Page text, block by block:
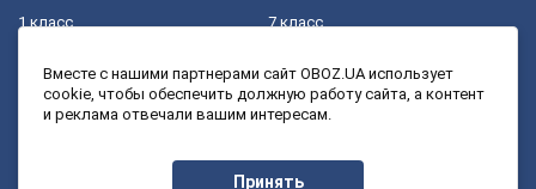
1 класс
3 класс
7 класс
9 класс
Вместе с нашими партнерами сайт OBOZ.UA использует
cookie, чтобы обеспечить должную работу сайта, а контент
и реклама отвечали вашим интересам.
Принять